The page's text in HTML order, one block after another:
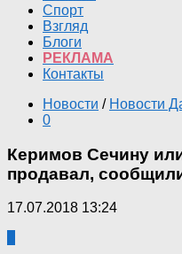
Спорт
Взгляд
Блоги
РЕКЛАМА
Контакты
Новости / Новости
0
Керимов Сечину
продавал,
17.07.2018 13:24